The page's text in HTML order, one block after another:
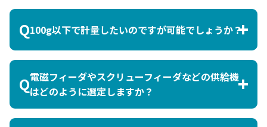
100g以下で計量したいのですが可能でしょうか？
計量は可能ですが、精度保証は±2gになります。
電磁フィーダやスクリューフィーダなどの供給機
はどのように選定しますか？
原料サンプルにて物性の検証を行い、最適な供給機
を選定します。